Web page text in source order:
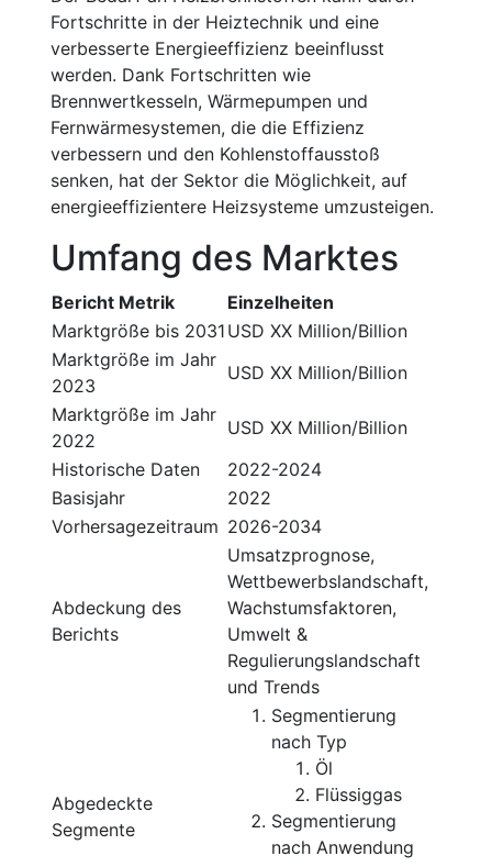
Fortschritte in der Heiztechnik und eine
verbesserte Energieeffizienz beeinflusst
werden. Dank Fortschritten wie
Brennwertkesseln, Wärmepumpen und
Fernwärmesystemen, die die Effizienz
verbessern und den Kohlenstoffausstoß
senken, hat der Sektor die Möglichkeit, auf
energieeffizientere Heizsysteme umzusteigen.
Umfang des Marktes
Bericht Metrik
Einzelheiten
Marktgröße bis 2031 USD XX Million/Billion
Marktgröße im Jahr
2023
USD XX Million/Billion
Marktgröße im Jahr
2022
USD XX Million/Billion
Historische Daten
2022-2024
Basisjahr
2022
Vorhersagezeitraum 2026-2034
Abdeckung des
Berichts
Umsatzprognose,
Wettbewerbslandschaft,
Wachstumsfaktoren,
Umwelt &
Regulierungslandschaft
und Trends
Abgedeckte
Segmente
Segmentierung
nach Typ
Öl
Flüssiggas
Segmentierung
nach Anwendung